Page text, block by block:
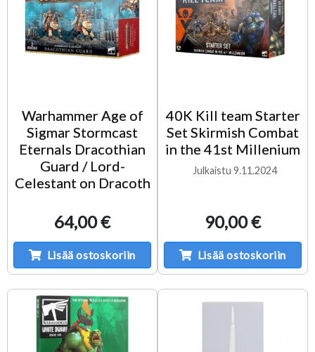
Warhammer Age of
Sigmar Stormcast
Eternals Dracothian
Guard / Lord-
Celestant on Dracoth
64,00 €
Lisää ostoskoriin
40K Kill team Starter
Set Skirmish Combat
in the 41st Millenium
Julkaistu 9.11.2024
90,00 €
Lisää ostoskoriin